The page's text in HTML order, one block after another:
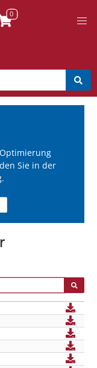
Sie in der
.